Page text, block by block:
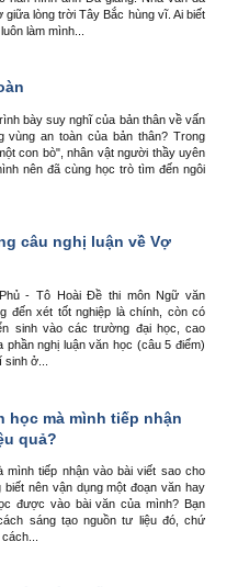
lòng trời Tây Bắc hùng vĩ. Ai biết
làm mình...
bày suy nghĩ của bản thân về vấn
vùng an toàn của bản thân? Trong
con bò", nhân vật người thầy uyên
nên đã cùng học trò tìm đến ngôi
câu nghị luận về Vợ
- Tô Hoài Đề thi môn Ngữ văn
đến xét tốt nghiệp là chính, còn có
sinh vào các trường đại học, cao
phần nghị luận văn học (câu 5 điểm)
ở...
học mà mình tiếp nhận
quả?
mình tiếp nhận vào bài viết sao cho
biết nên vận dụng một đoạn văn hay
được vào bài văn của mình? Bạn
sáng tạo nguồn tư liệu đó, chứ